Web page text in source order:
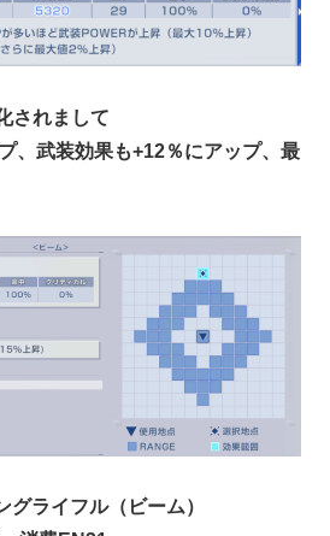
されまして
、武装効果も+12％にアップ、最
グライフル（ビーム）